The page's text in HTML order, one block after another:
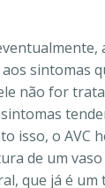
sintomas
não for
isso, o AVC
de um
que já é